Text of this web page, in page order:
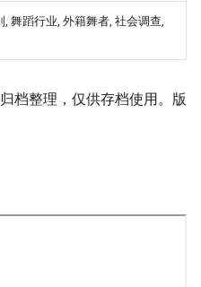
, 舞蹈行业, 外籍舞者, 社会调查,
档整理，仅供存档使用。版